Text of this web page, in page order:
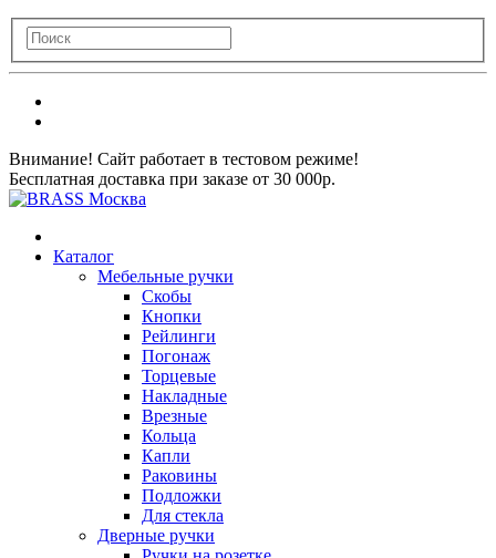
Внимание! Сайт работает в тестовом режиме!
Бесплатная доставка при заказе от 30 000р.
Каталог
Мебельные ручки
Скобы
Кнопки
Рейлинги
Погонаж
Торцевые
Накладные
Врезные
Кольца
Капли
Раковины
Подложки
Для стекла
Дверные ручки